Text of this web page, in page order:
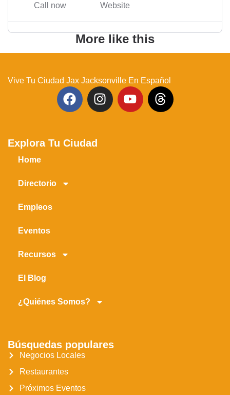
Call now Website
More like this
Vive Tu Ciudad Jax Jacksonville En Español
Explora Tu Ciudad
Home
Directorio
Empleos
Eventos
Recursos
El Blog
¿Quiénes Somos?
Búsquedas populares
Negocios Locales
Restaurantes
Próximos Eventos